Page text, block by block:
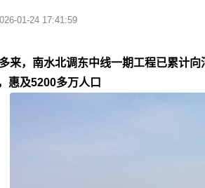
01-24 17:41:59
来，南水北调东中线一期工程已累计
惠及5200多万人口